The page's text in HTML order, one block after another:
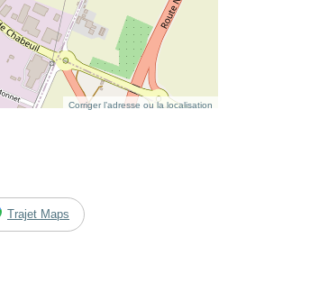
Corriger l’adresse ou la localisation
Trajet Maps